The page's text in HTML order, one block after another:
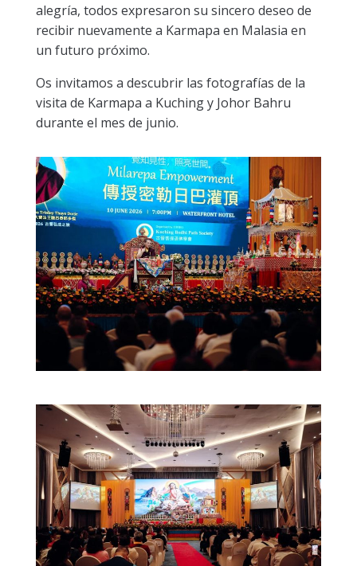
alegría, todos expresaron su sincero deseo de
recibir nuevamente a Karmapa en Malasia en
un futuro próximo.
Os invitamos a descubrir las fotografías de la
visita de Karmapa a Kuching y Johor Bahru
durante el mes de junio.